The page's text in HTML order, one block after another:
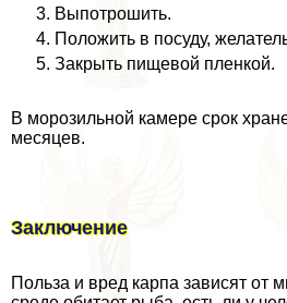
Выпотрошить.
Положить в посуду,
Закрыть пищевой пленкой.
В морозильной камере срок
месяцев.
Заключение
Польза и вред карпа зависят от